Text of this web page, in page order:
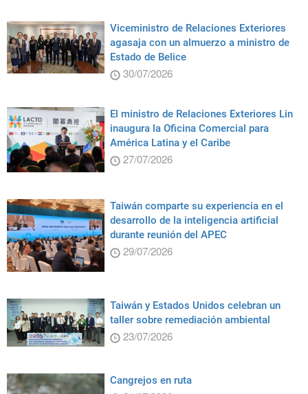
Viceministro de Relaciones Exteriores
agasaja con un almuerzo a ministro de
Estado de Belice
30/07/2026
El ministro de Relaciones Exteriores Lin
inaugura la Oficina Comercial para
América Latina y el Caribe
27/07/2026
Taiwán comparte su experiencia en el
desarrollo de la inteligencia artificial
durante reunión del APEC
29/07/2026
Taiwán y Estados Unidos celebran un
taller sobre remediación ambiental
23/07/2026
Cangrejos en ruta